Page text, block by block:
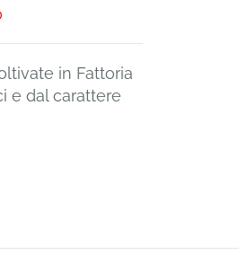
in Fattoria
e dal carattere